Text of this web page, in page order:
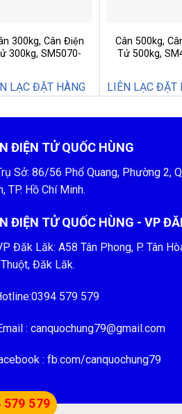
300kg, Cân Điện
300kg, SM5070-
LẠC ĐẶT HÀNG
Cân 500kg,
Tử 500kg,
LIÊN LẠC ĐẶT
ĐIỆN TỬ QUỐC HÙNG
Sở: 86/56 Phổ Quang, Phường 2,
TP. Hồ Chí Minh.
ĐIỆN TỬ QUỐC HÙNG - VP
Đăk Lăk: A58 Tân Phong, P. Tân
Đăk Lăk.
579 579
: canquochung79@gmail.com
: fb.com/canquochung79
579 579